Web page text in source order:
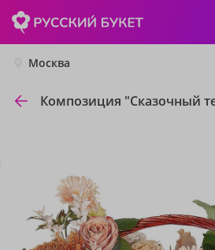
Москва
Композиция "Сказочный